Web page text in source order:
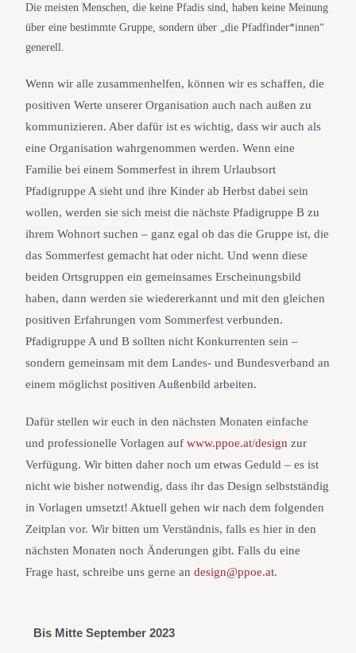
Die meisten Menschen, die keine Pfadis sind, haben keine Meinung
über eine bestimmte Gruppe, sondern über „die Pfadfinder*innen“
generell.
Wenn wir alle zusammenhelfen, können wir es schaffen, die
positiven Werte unserer Organisation auch nach außen zu
kommunizieren. Aber dafür ist es wichtig, dass wir auch als
eine Organisation wahrgenommen werden. Wenn eine
Familie bei einem Sommerfest in ihrem Urlaubsort
Pfadigruppe A sieht und ihre Kinder ab Herbst dabei sein
wollen, werden sie sich meist die nächste Pfadigruppe B zu
ihrem Wohnort suchen – ganz egal ob das die Gruppe ist, die
das Sommerfest gemacht hat oder nicht. Und wenn diese
beiden Ortsgruppen ein gemeinsames Erscheinungsbild
haben, dann werden sie wiedererkannt und mit den gleichen
positiven Erfahrungen vom Sommerfest verbunden.
Pfadigruppe A und B sollten nicht Konkurrenten sein –
sondern gemeinsam mit dem Landes- und Bundesverband an
einem möglichst positiven Außenbild arbeiten.
Dafür stellen wir euch in den nächsten Monaten einfache
und professionelle Vorlagen aufwww.ppoe.at/design zur
Verfügung. Wir bitten daher noch um etwas Geduld – es ist
nicht wie bisher notwendig, dass ihr das Design selbstständig
in Vorlagen umsetzt! Aktuell gehen wir nach dem folgenden
Zeitplan vor. Wir bitten um Verständnis, falls es hier in den
nächsten Monaten noch Änderungen gibt.Falls du eine
Frage hast, schreibe uns gerne an design@ppoe.at.
Bis Mitte September 2023